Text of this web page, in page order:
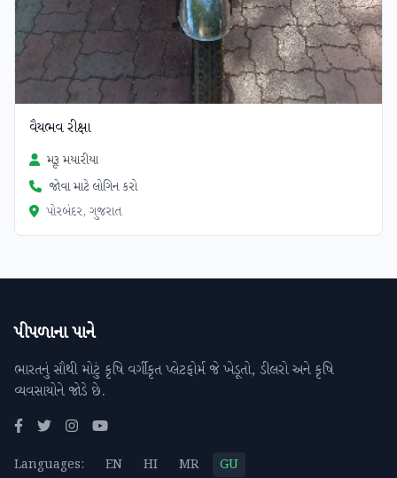
વૈયભવ રીક્ષા
મૃરૂ મયારીયા
જોવા માટે લોગિન કરો
પોરબંદર, ગુજરાત
પીપળાના પાને
ભારતનું સૌથી મોટું કૃષિ વર્ગીકૃત પ્લેટફોર્મ જે ખેડૂતો, ડીલરો અને કૃષિ
વ્યવસાયોને જોડે છે.
Languages: EN HI MR GU